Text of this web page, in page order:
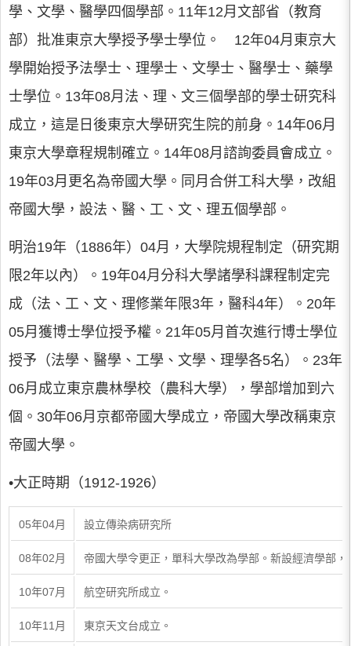
學、文學、醫學四個學部。11年12月文部省（教育
部）批准東京大學授予學士學位。 12年04月東京大
學開始授予法學士、理學士、文學士、醫學士、藥學
士學位。13年08月法、理、文三個學部的學士研究科
成立，這是日後東京大學研究生院的前身。14年06月
東京大學章程規制確立。14年08月諮詢委員會成立。
19年03月更名為帝國大學。同月合併工科大學，改組
帝國大學，設法、醫、工、文、理五個學部。
明治19年（1886年）04月，大學院規程制定（研究期
限2年以內）。19年04月分科大學諸學科課程制定完
成（法、工、文、理修業年限3年，醫科4年）。20年
05月獲博士學位授予權。21年05月首次進行博士學位
授予（法學、醫學、工學、文學、理學各5名）。23年
06月成立東京農林學校（農科大學），學部增加到六
個。30年06月京都帝國大學成立，帝國大學改稱東京
帝國大學。
•大正時期（1912-1926）
05年04月 設立傳染病研究所
08年02月 帝國大學令更正，單科大學改為學部。新設經濟學部
10年07月 航空研究所成立。
10年11月 東京天文台成立。